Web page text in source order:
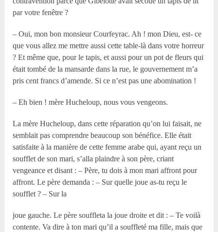
par votre fenêtre ?
– Oui, mon bon monsieur Courfeyrac. Ah ! mon Dieu, est- ce
que vous allez me mettre aussi cette table-là dans votre horreur
? Et même que, pour le tapis, et aussi pour un pot de fleurs qui
était tombé de la mansarde dans la rue, le gouvernement m’a
pris cent francs d’amende. Si ce n’est pas une abomination !
– Eh bien ! mère Hucheloup, nous vous vengeons.
La mère Hucheloup, dans cette réparation qu’on lui faisait, ne
semblait pas comprendre beaucoup son bénéfice. Elle était
satisfaite à la manière de cette femme arabe qui, ayant reçu un
soufflet de son mari, s’alla plaindre à son père, criant
vengeance et disant : – Père, tu dois à mon mari affront pour
affront. Le père demanda : – Sur quelle joue as-tu reçu le
soufflet ? – Sur la
joue gauche. Le père souffleta la joue droite et dit : – Te voilà
contente. Va dire à ton mari qu’il a souffleté ma fille, mais que